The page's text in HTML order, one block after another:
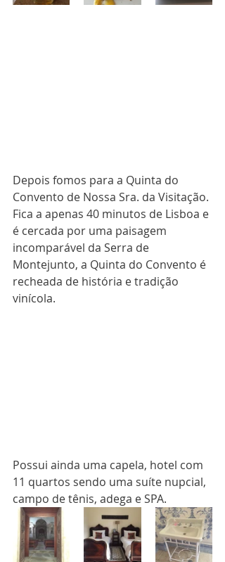
Depois fomos para a Quinta do
Convento de Nossa Sra. da Visitação.
Fica a apenas 40 minutos de Lisboa e
é cercada por uma paisagem
incomparável da Serra de
Montejunto, a Quinta do Convento é
recheada de história e tradição
vinícola.
Possui ainda uma capela, hotel com
11 quartos sendo uma suíte nupcial,
campo de tênis, adega e SPA.